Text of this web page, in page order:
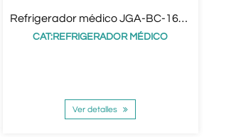
Refrigerador médico JGA-BC-168-right-side
CAT:REFRIGERADOR MÉDICO
Ver detalles